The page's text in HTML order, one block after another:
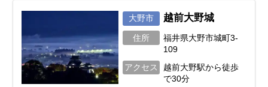
大野市 越前大野城
住所
福井県大野市城町3-
109
アクセス
越前大野駅から徒歩
で30分